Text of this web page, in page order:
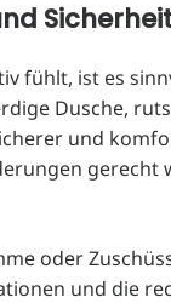
fühlt, ist es
Dusche,
und
gerecht
oder
und die